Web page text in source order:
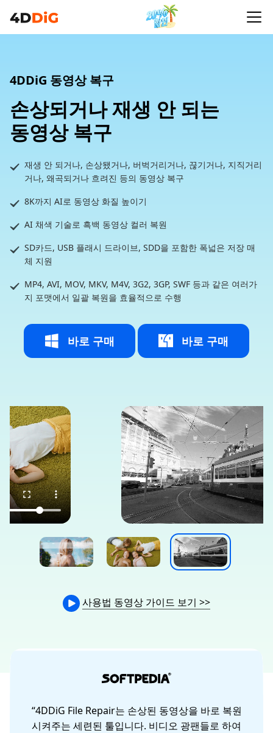
4DDiG 동영상 복구
손상되거나 재생 안 되는
동영상 복구
재생 안 되거나, 손상됐거나, 버벅거리거나, 끊기거나, 지직거리
거나, 왜곡되거나 흐려진 등의 동영상 복구
8K까지 AI로 동영상 화질 높이기
AI 채색 기술로 흑백 동영상 컬러 복원
SD카드, USB 플래시 드라이브, SDD을 포함한 폭넓은 저장 매
체 지원
MP4, AVI, MOV, MKV, M4V, 3G2, 3GP, SWF 등과 같은 여러가
지 포맷에서 일괄 복원을 효율적으로 수행
바로 구매 바로 구매
사용법 동영상 가이드 보기 >>
“4DDiG File Repair는 손상된 동영상을 바로 복원
시켜주는 세련된 툴입니다. 비디오 광팬들로 하여